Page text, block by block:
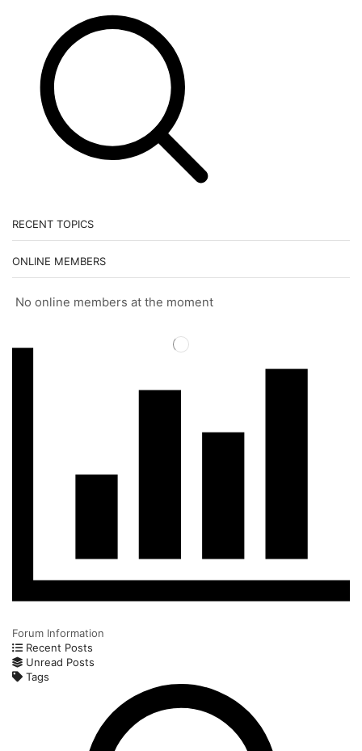
RECENT TOPICS
ONLINE MEMBERS
No online members at the moment
Forum Information
Recent Posts
Unread Posts
Tags